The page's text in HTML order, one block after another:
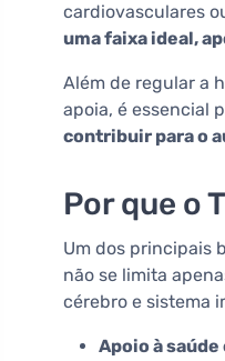
cardiovasculares
uma faixa ideal,
Além de regular a
apoia, é essencial
contribuir para o
Por que o
Um dos principais
não se limita
cérebro e sistema
Apoio à